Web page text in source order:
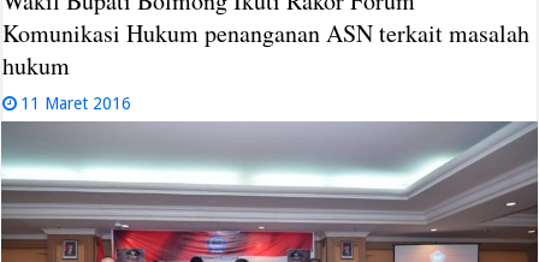
Komunikasi Hukum penanganan ASN terkait masalah
hukum
11 Maret 2016